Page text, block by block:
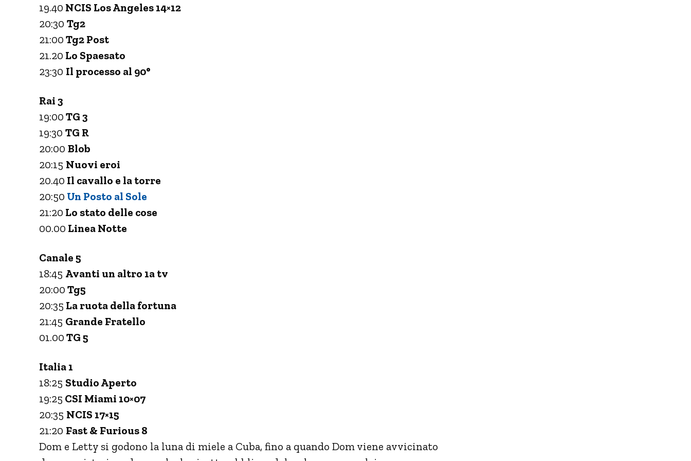
19.40 NCIS Los Angeles 14×12
20:30 Tg2
21:00 Tg2 Post
21.20 Lo Spaesato
23:30 Il processo al 90°
Rai 3
19:00 TG 3
19:30 TG R
20:00 Blob
20:15 Nuovi eroi
20.40 Il cavallo e la torre
20:50 Un Posto al Sole
21:20 Lo stato delle cose
00.00 Linea Notte
Canale 5
18:45 Avanti un altro 1a tv
20:00 Tg5
20:35 La ruota della fortuna
21:45 Grande Fratello
01.00 TG 5
Italia 1
18:25 Studio Aperto
19:25 CSI Miami 10×07
20:35 NCIS 17×15
21:20 Fast & Furious 8
Dom e Letty si godono la luna di miele a Cuba, fino a quando Dom viene avvicinato